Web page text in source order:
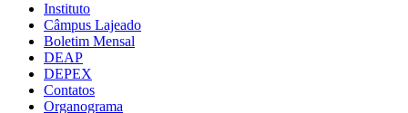
Instituto
Câmpus Lajeado
Boletim Mensal
DEAP
DEPEX
Contatos
Organograma